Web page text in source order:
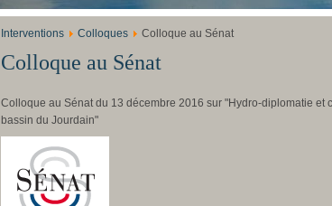
Interventions Colloques Colloque au Sénat
Colloque au Sénat
Colloque au Sénat du 13 décembre 2016 sur "Hydro-diplomatie
bassin du Jourdain"